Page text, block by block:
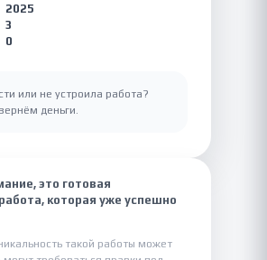
2025
3
0
или не устроила работа?
деньги.
это готовая
которая уже успешно
такой работы может